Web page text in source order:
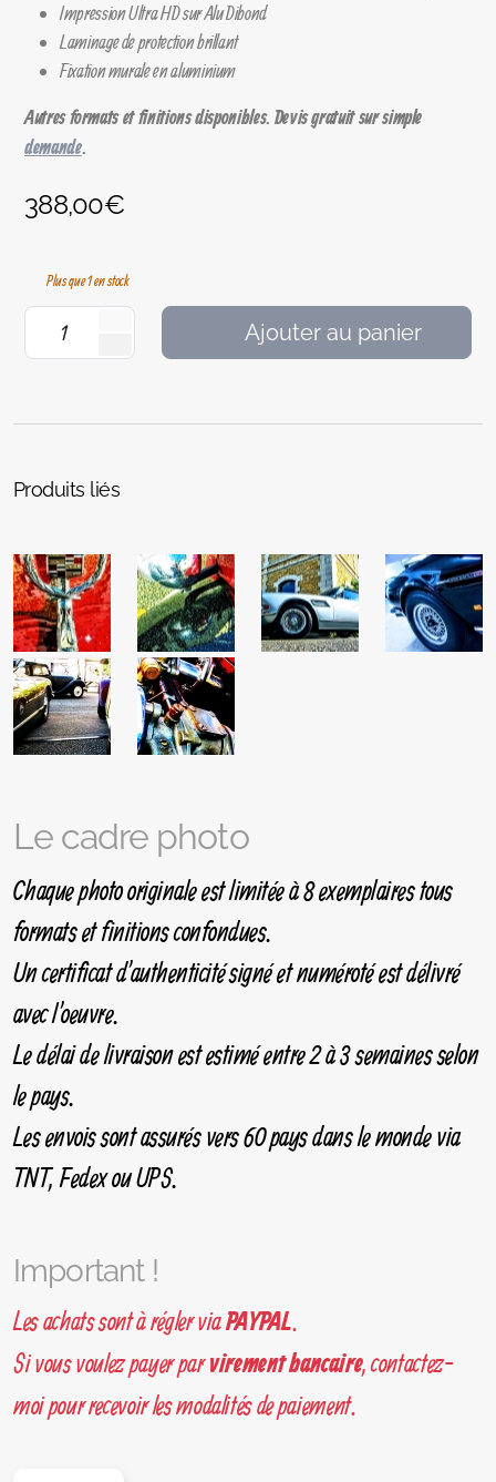
Impression Ultra HD sur Alu Dibond
Laminage de protection brillant
Fixation murale en aluminium
Autres formats et finitions disponibles. Devis gratuit sur simple
demande.
388,00€
Plus que 1 en stock
Ajouter au panier
Produits liés
Le cadre photo
Chaque photo originale est limitée à 8 exemplaires tous
formats et finitions confondues.
Un certificat d'authenticité signé et numéroté est délivré
avec l'oeuvre.
Le délai de livraison est estimé entre 2 à 3 semaines selon
le pays.
Les envois sont assurés vers 60 pays dans le monde via
TNT, Fedex ou UPS.
Important !
Les achats sont à régler viaPAYPAL.
Si vous voulez payer parvirement bancaire, contactez-
moi pour recevoir les modalités de paiement.